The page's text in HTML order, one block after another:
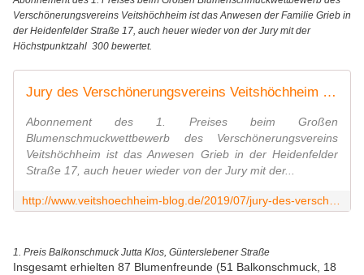
Verschönerungsvereins Veitshöchheim ist das Anwesen der Familie Grieb in
der Heidenfelder Straße 17, auch heuer wieder von der Jury mit der
Höchstpunktzahl 300 bewertet.
Jury des Verschönerungsvereins Veitshöchheim bewertete Blumenschmuck an 113 Anwesen - Veitshöchheim News
Abonnement des 1. Preises beim Großen
Blumenschmuckwettbewerb des Verschönerungsvereins
Veitshöchheim ist das Anwesen Grieb in der Heidenfelder
Straße 17, auch heuer wieder von der Jury mit der...
1. Preis Balkonschmuck Jutta Klos, Günterslebener Straße
Insgesamt erhielten 87 Blumenfreunde (51 Balkonschmuck, 18